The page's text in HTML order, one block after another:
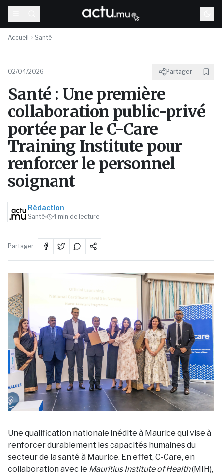
Accueil Santé
02/04/2026 Partager
Santé : Une première
collaboration public-privé
portée par le C-Care
Training Institute pour
renforcer le personnel
soignant
Rédaction
Santé 4 min de lecture
Partager
Une qualification nationale inédite à Maurice qui vise à
renforcer durablement les capacités humaines du
secteur de la santé à Maurice. En effet, C-Care, en
collaboration avec le Mauritius Institute of Health(MIH),